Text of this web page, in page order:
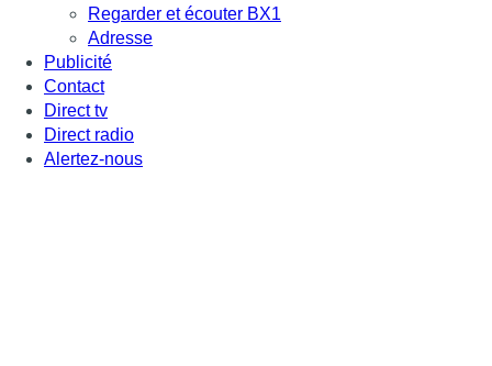
Regarder et écouter BX1
Adresse
Publicité
Contact
Direct tv
Direct radio
Alertez-nous